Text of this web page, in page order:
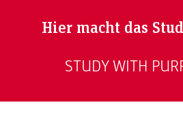
Hier macht das
STUDY WITH